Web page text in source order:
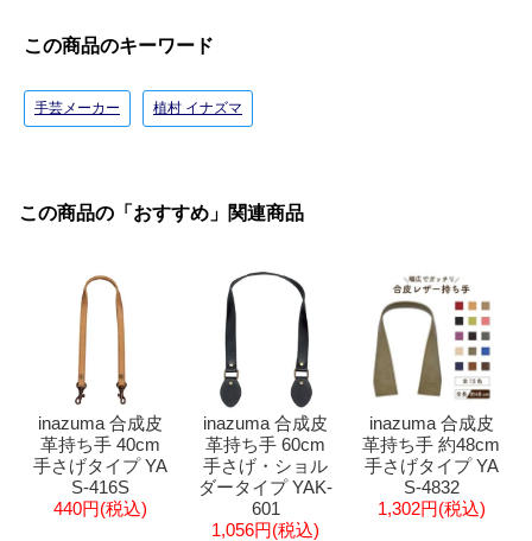
この商品のキーワード
手芸メーカー 植村 イナズマ
この商品の「おすすめ」関連商品
inazuma 合成皮
革持ち手 40cm
手さげタイプ YA
S-416S
440円(税込)
inazuma 合成皮
革持ち手 60cm
手さげ・ショル
ダータイプ YAK-
601
1,056円(税込)
inazuma 合成皮
革持ち手 約48cm
手さげタイプ YA
S-4832
1,302円(税込)